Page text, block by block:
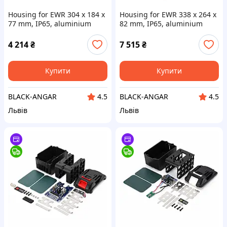
Housing for EWR 304 x 184 x
77 mm, IP65, aluminium
алюмінієвий)
4 214₴
Купити
BLACK-ANGAR
4.5
Львів
Housing for EWR 338 x 264 x
82 mm, IP65, aluminium
алюмінієвий)
7 515₴
Купити
BLACK-ANGAR
4.5
Львів